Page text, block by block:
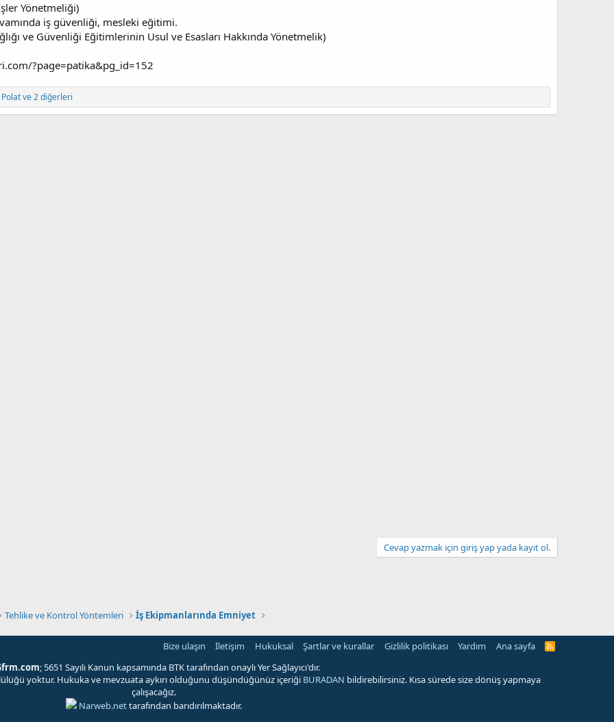
Yönetmeliği)
iş güvenliği, mesleki eğitimi.
ve Güvenliği Eğitimlerinin Usul ve Esasları Hakkında Yönetmelik)
?page=patika&pg_id=152
ve 2 diğerleri
Cevap yazmak için giriş yap yada kayıt ol.
Tehlike ve Kontrol Yöntemleri İş Ekipmanlarında Emniyet
Bize ulaşın İletişim Hukuksal Şartlar ve kurallar Gizlilik politikası Yardım Ana sayfa
R
; 5651 Sayılı Kanun kapsamında BTK tarafından onaylı Yer Sağlayıcı'dır.
yoktur. Hukuka ve mevzuata aykırı olduğunu düşündüğünüz içeriği BURADAN bildirebilirsiniz. Kısa sürede size dönüş yapmaya
çalışacağız.
Narweb.nettarafından barıdırılmaktadır.